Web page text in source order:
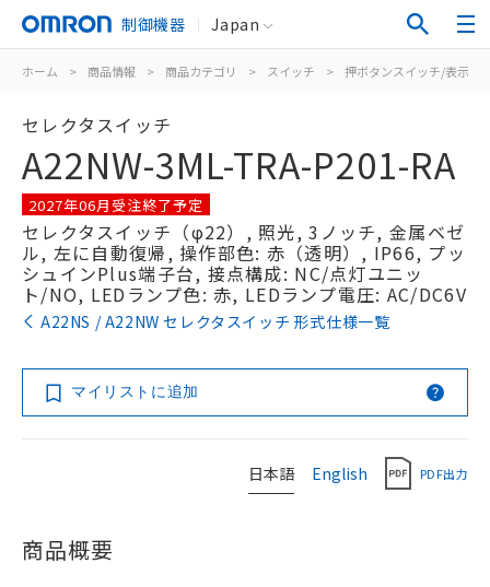
制御機器 Japan
ホーム > 商品情報 > 商品カテゴリ > スイッチ > 押ボタンスイッチ/表示灯
セレクタスイッチ
A22NW-3ML-TRA-P201-RA
2027年06月受注終了予定
セレクタスイッチ（φ22）, 照光, 3ノッチ, 金属ベゼ
ル, 左に自動復帰, 操作部色: 赤（透明）, IP66, プッ
シュインPlus端子台, 接点構成: NC/点灯ユニッ
ト/NO, LEDランプ色: 赤, LEDランプ電圧: AC/DC6V
A22NS / A22NW セレクタスイッチ 形式仕様一覧
マイリストに追加
日本語 English PDF出力
商品概要